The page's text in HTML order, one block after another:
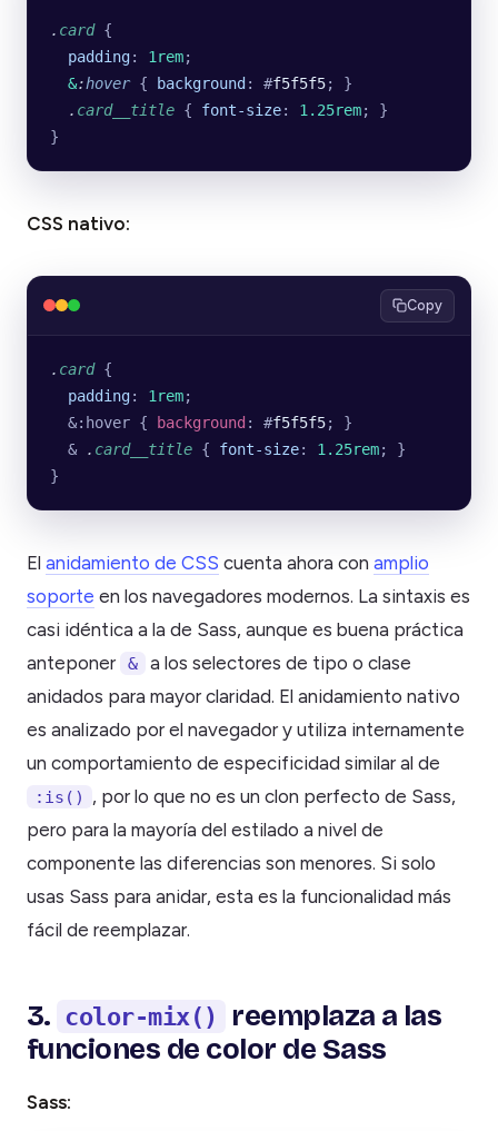
. card {
  padding
: 1rem;
  &
:hover { background : #f5f5f5; }
  .
card__title { font-size: 1.25rem; }
}
CSS nativo:
Copy
. card {
  padding
: 1rem;
  &:hover {
background : #f5f5f5; }
  &
. card__title { font-size: 1.25rem; }
}
El anidamiento de CSS cuenta ahora con amplio
soporte en los navegadores modernos. La sintaxis es
casi idéntica a la de Sass, aunque es buena práctica
anteponer
&
a los selectores de tipo o clase
anidados para mayor claridad. El anidamiento nativo
es analizado por el navegador y utiliza internamente
un comportamiento de especificidad similar al de
:is()
, por lo que no es un clon perfecto de Sass,
pero para la mayoría del estilado a nivel de
componente las diferencias son menores. Si solo
usas Sass para anidar, esta es la funcionalidad más
fácil de reemplazar.
3. color-mix()
reemplaza a las
funciones de color de Sass
Sass: